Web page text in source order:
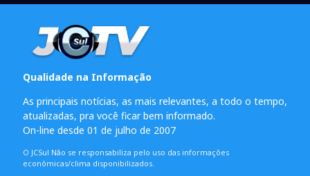
Qualidade na Informação
As principais notícias, as mais relevantes, a todo o tempo,
atualizadas, pra você ficar bem informado.
On-line desde 01 de julho de 2007
O JCSul Não se responsabiliza pelo uso das informações
econômicas/clima disponibilizados.